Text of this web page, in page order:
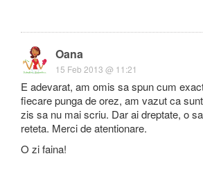
Oana
15 Feb 2013 @ 11:21
E adevarat, am omis sa spun cum
fiecare punga de orez, am vazut ca
zis sa nu mai scriu. Dar ai dreptate, o
reteta. Merci de atentionare.
O zi faina!